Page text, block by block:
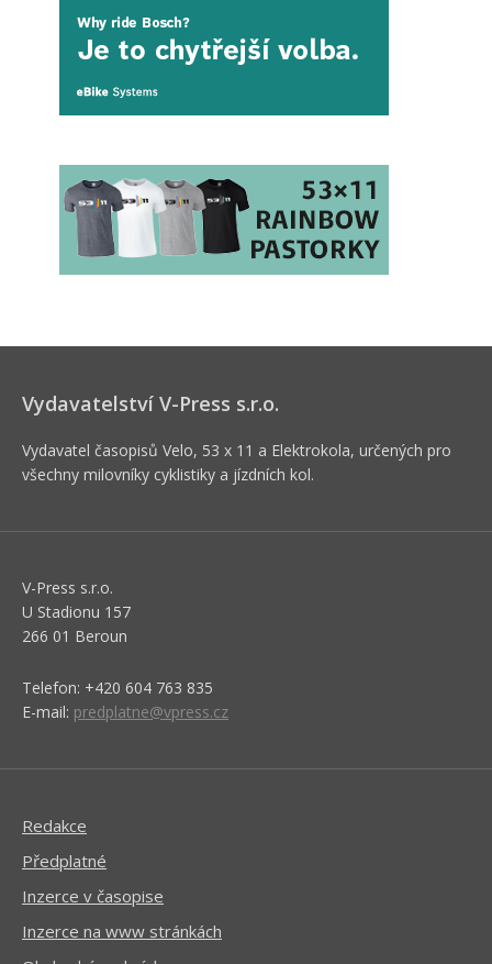
Vydavatelství V-Press s.r.o.
Vydavatel časopisů Velo, 53 x 11 a Elektrokola, určených pro
všechny milovníky cyklistiky a jízdních kol.
V-Press s.r.o.
U Stadionu 157
266 01 Beroun
Telefon: +420 604 763 835
E-mail: predplatne@vpress.cz
Redakce
Předplatné
Inzerce v časopise
Inzerce na www stránkách